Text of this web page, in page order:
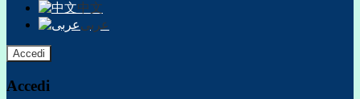
中文
عربى
Accedi
Accedi